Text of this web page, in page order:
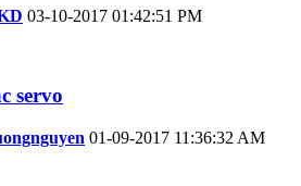
03-10-2017 01:42:51 PM
servo
01-09-2017 11:36:32 AM